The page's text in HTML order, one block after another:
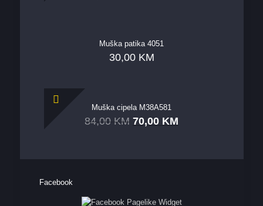
Muška patika 4051
30,00 KM
Muška cipela M38A581
84,00 KM 70,00 KM
Facebook